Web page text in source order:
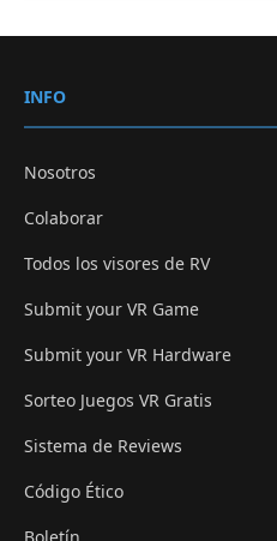
INFO
Nosotros
Colaborar
Todos los visores de RV
Submit your VR Game
Submit your VR Hardware
Sorteo Juegos VR Gratis
Sistema de Reviews
Código Ético
Boletín